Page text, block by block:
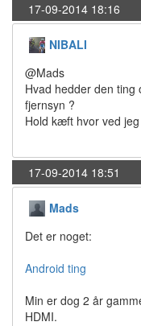
17-09-2014 18:16
NIBALI
@Mads
Hvad hedder den ting
fjernsyn ?
Hold kæft hvor ved
17-09-2014 18:51
Mads
Det er noget:
Android ting
Min er dog 2 år
HDMI.